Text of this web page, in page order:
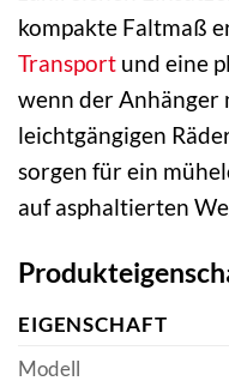
kompakte Faltmaß
Transport und eine
wenn der Anhänger
leichtgängigen
sorgen für ein
auf asphaltierten
EIGENSCHAFT
Modell